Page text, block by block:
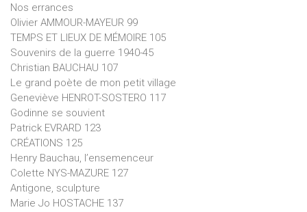
Nos errances
Olivier AMMOUR-MAYEUR 99
TEMPS ET LIEUX DE MÉMOIRE 105
Souvenirs de la guerre 1940-45
Christian BAUCHAU 107
Le grand poète de mon petit village
Geneviève HENROT-SOSTERO 117
Godinne se souvient
Patrick EVRARD 123
CRÉATIONS 125
Henry Bauchau, l’ensemenceur
Colette NYS-MAZURE 127
Antigone, sculpture
Marie Jo HOSTACHE 137